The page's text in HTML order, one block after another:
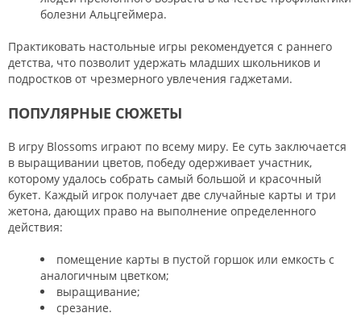
болезни Альцгеймера.
Практиковать настольные игры рекомендуется с раннего
детства, что позволит удержать младших школьников и
подростков от чрезмерного увлечения гаджетами.
ПОПУЛЯРНЫЕ СЮЖЕТЫ
В игру Blossoms играют по всему миру. Ее суть заключается
в выращивании цветов, победу одерживает участник,
которому удалось собрать самый большой и красочный
букет. Каждый игрок получает две случайные карты и три
жетона, дающих право на выполнение определенного
действия:
помещение карты в пустой горшок или емкость с
аналогичным цветком;
выращивание;
срезание.